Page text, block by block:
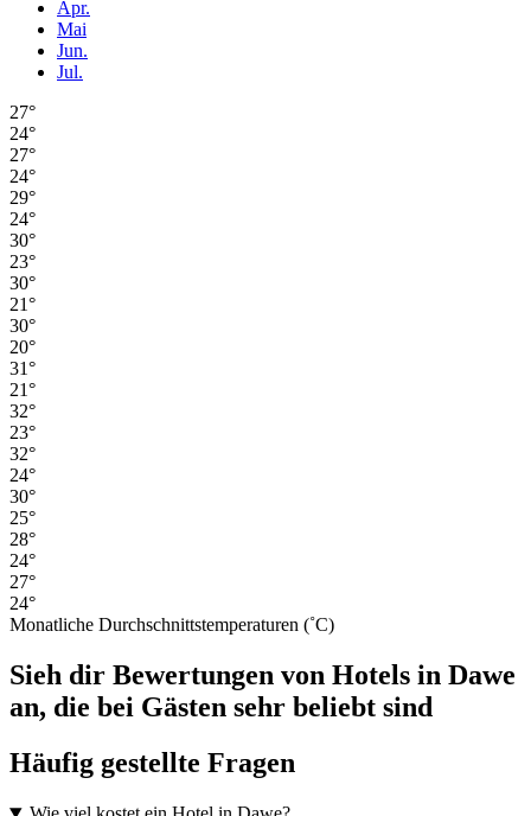
Apr.
Mai
Jun.
Jul.
27°
24°
27°
24°
29°
24°
30°
23°
30°
21°
30°
20°
31°
21°
32°
23°
32°
24°
30°
25°
28°
24°
27°
24°
Monatliche Durchschnittstemperaturen (˚C)
Sieh dir Bewertungen von Hotels in Dawe
an, die bei Gästen sehr beliebt sind
Häufig gestellte Fragen